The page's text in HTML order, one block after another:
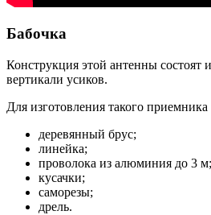
Бабочка
Конструкция этой антенны состоят
вертикали усиков.
Для изготовления такого
деревянный брус;
линейка;
проволока из алюминия до 3 м;
кусачки;
саморезы;
дрель.